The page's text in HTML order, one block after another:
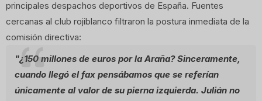
principales despachos deportivos de España. Fuentes
cercanas al club rojiblanco filtraron la postura inmediata de la
comisión directiva:
"¿150 millones de euros por la Araña? Sinceramente,
cuando llegó el fax pensábamos que se referían
únicamente al valor de su pierna izquierda. Julián no